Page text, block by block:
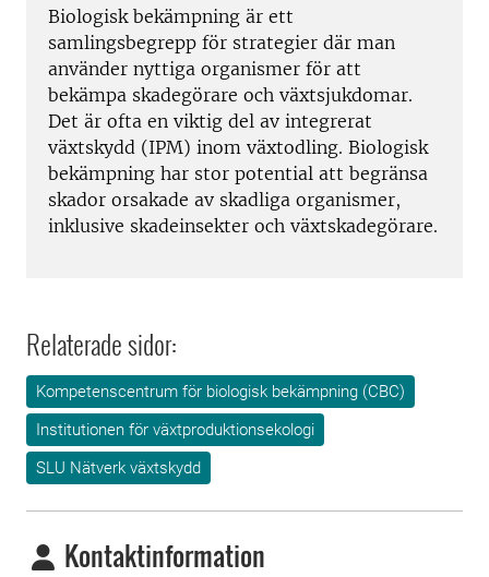
Biologisk bekämpning är ett
samlingsbegrepp för strategier där man
använder nyttiga organismer för att
bekämpa skadegörare och växtsjukdomar.
Det är ofta en viktig del av integrerat
växtskydd (IPM) inom växtodling. Biologisk
bekämpning har stor potential att begränsa
skador orsakade av skadliga organismer,
inklusive skadeinsekter och växtskadegörare.
Relaterade sidor:
Kompetenscentrum för biologisk bekämpning (CBC)
Institutionen för växtproduktionsekologi
SLU Nätverk växtskydd
Kontaktinformation